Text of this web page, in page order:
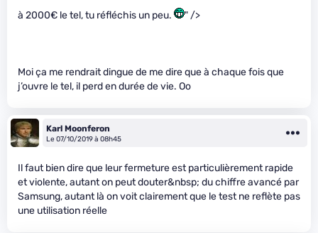
à 2000€ le tel, tu réfléchis un peu. " />
Moi ça me rendrait dingue de me dire que à chaque fois que
j’ouvre le tel, il perd en durée de vie. Oo
Karl Moonferon
Le 07/10/2019 à 08h45
Il faut bien dire que leur fermeture est particulièrement rapide
et violente, autant on peut douter&nbsp; du chiffre avancé par
Samsung, autant là on voit clairement que le test ne reflète pas
une utilisation réelle